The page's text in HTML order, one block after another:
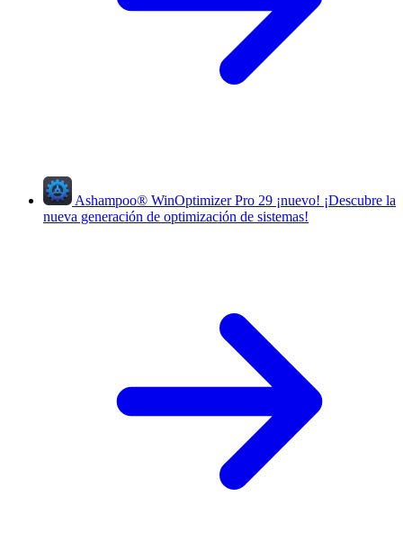
Ashampoo® WinOptimizer Pro 29 ¡nuevo! ¡Descubre la
nueva generación de optimización de sistemas!